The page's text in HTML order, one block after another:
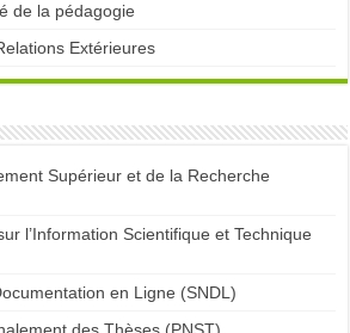
de la pédagogie
Extérieures
Supérieur et de la Recherche
l’Information Scientifique et Technique
en Ligne (SNDL)